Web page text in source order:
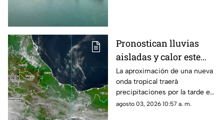
Pronostican lluvias
aisladas y calor este
inicio de semana en
Oaxaca
La aproximación de una nueva
onda tropical traerá
precipitaciones por la tarde en
algunas zonas del estado.
agosto 03, 2026 10:57 a. m.